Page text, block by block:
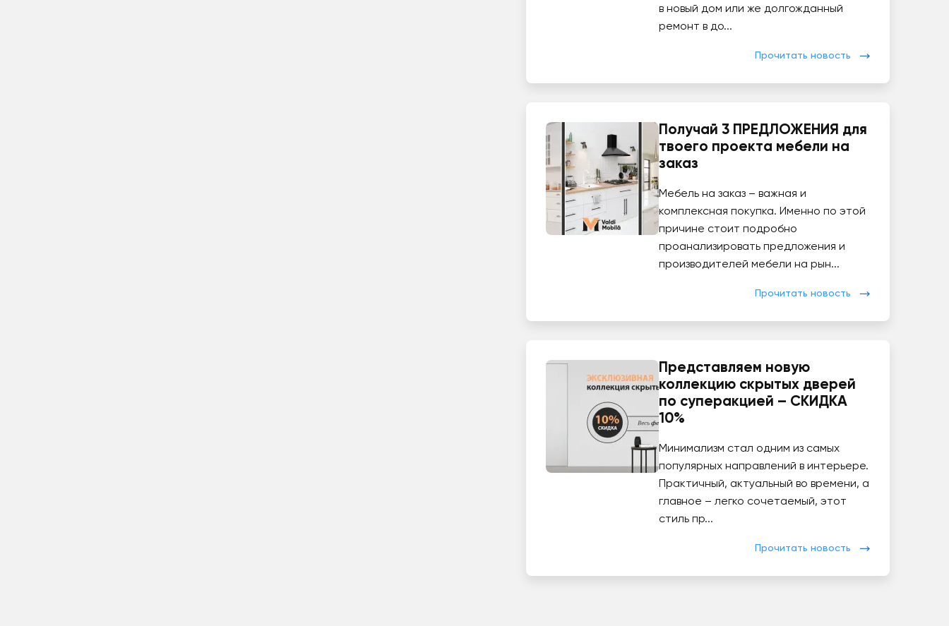
в новый дом или же долгожданный
ремонт в до...
Прочитать новость
Получай 3 ПРЕДЛОЖЕНИЯ для
твоего проекта мебели на
заказ
Мебель на заказ – важная и
комплексная покупка. Именно по этой
причине стоит подробно
проанализировать предложения и
производителей мебели на рын...
Прочитать новость
Представляем новую
коллекцию скрытых дверей
по суперакцией – СКИДКА
10%
Минимализм стал одним из самых
популярных направлений в интерьере.
Практичный, актуальный во времени, а
главное – легко сочетаемый, этот
стиль пр...
Прочитать новость